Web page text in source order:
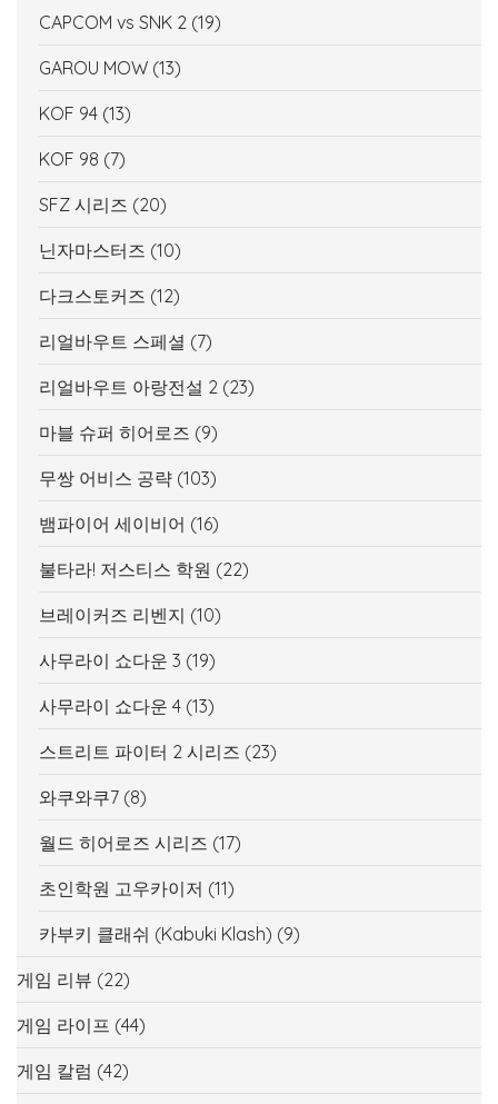
CAPCOM vs SNK 2 (19)
GAROU MOW (13)
KOF 94 (13)
KOF 98 (7)
SFZ 시리즈 (20)
닌자마스터즈 (10)
다크스토커즈 (12)
리얼바우트 스페셜 (7)
리얼바우트 아랑전설 2 (23)
마블 슈퍼 히어로즈 (9)
무쌍 어비스 공략 (103)
뱀파이어 세이비어 (16)
불타라! 저스티스 학원 (22)
브레이커즈 리벤지 (10)
사무라이 쇼다운 3 (19)
사무라이 쇼다운 4 (13)
스트리트 파이터 2 시리즈 (23)
와쿠와쿠7 (8)
월드 히어로즈 시리즈 (17)
초인학원 고우카이저 (11)
카부키 클래쉬 (Kabuki Klash) (9)
게임 리뷰 (22)
게임 라이프 (44)
게임 칼럼 (42)